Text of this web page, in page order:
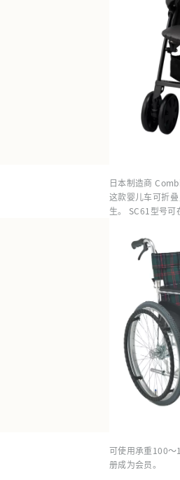
日本制造商
这款婴儿车可折
生。 SC61型号可
可使用承重100～
册成为会员。